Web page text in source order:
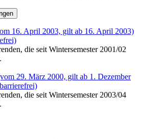
16. April 2003, gilt ab 16. April 2003)
die seit Wintersemester 2001/02
29. März 2000, gilt ab 1. Dezember
die seit Wintersemester 2003/04